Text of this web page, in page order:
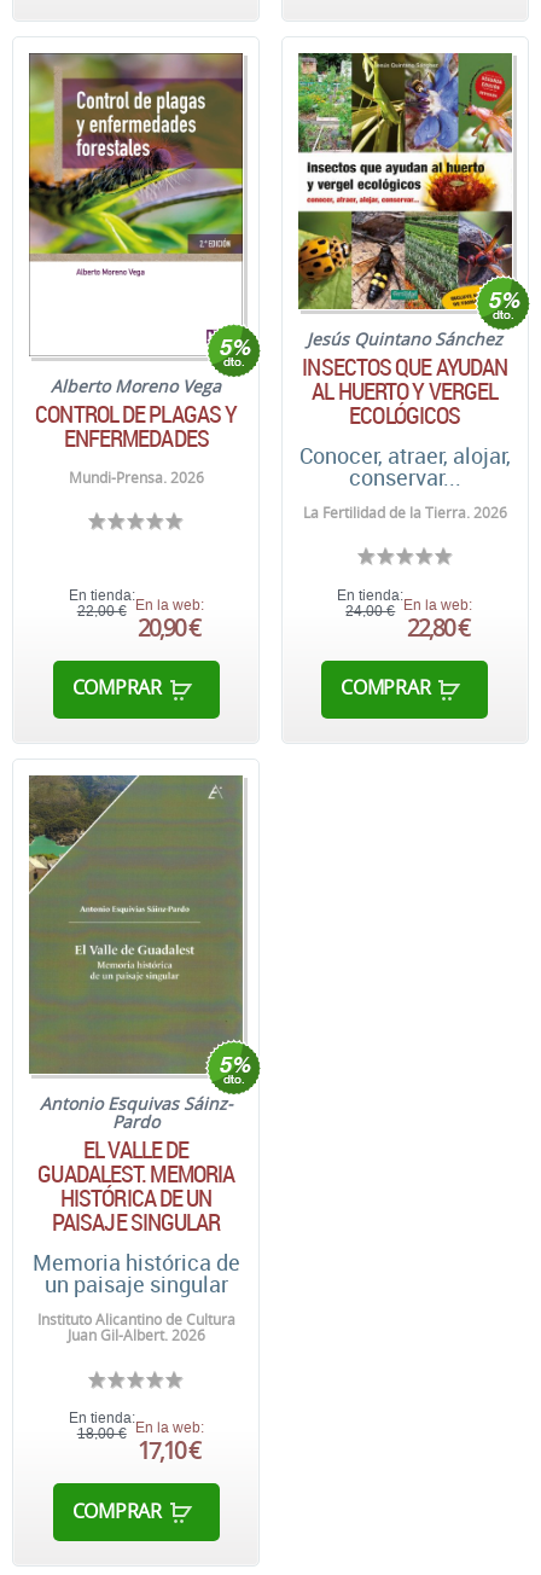
Alberto Moreno Vega
CONTROL DE PLAGAS Y
ENFERMEDADES
Mundi-Prensa. 2026
En tienda:
22,00 € En la web:
20,90 €
COMPRAR
Jesús Quintano Sánchez
INSECTOS QUE AYUDAN
AL HUERTO Y VERGEL
ECOLÓGICOS
Conocer, atraer, alojar,
conservar...
La Fertilidad de la Tierra. 2026
En tienda:
24,00 € En la web:
22,80 €
COMPRAR
Antonio Esquivas Sáinz-
Pardo
EL VALLE DE
GUADALEST. MEMORIA
HISTÓRICA DE UN
PAISAJE SINGULAR
Memoria histórica de
un paisaje singular
Instituto Alicantino de Cultura
Juan Gil-Albert. 2026
En tienda:
18,00 € En la web:
17,10 €
COMPRAR